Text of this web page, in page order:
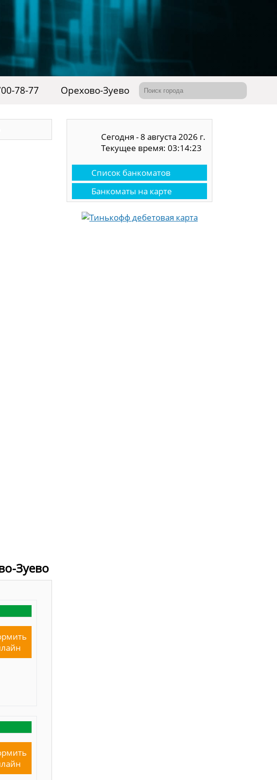
78-77 Орехово-Зуево
Зуево
Сегодня - 8 августа 2026 г.
Текущее время: 03:14:23
Список банкоматов
Банкоматы на карте